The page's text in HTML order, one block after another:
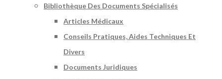
Bibliothèque Des Documents Spécialisés
Articles Médicaux
Conseils Pratiques, Aides Techniques Et
Divers
Documents Juridiques